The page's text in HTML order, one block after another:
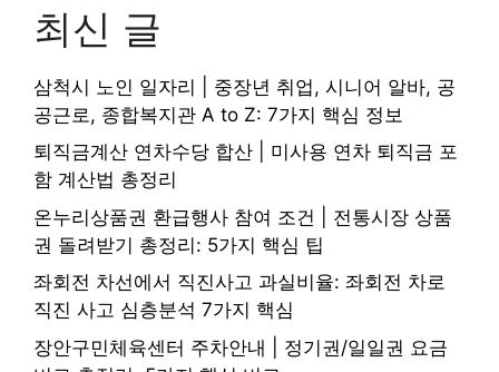
최신 글
삼척시 노인 일자리 | 중장년 취업, 시니어 알바, 공
공근로, 종합복지관 A to Z: 7가지 핵심 정보
퇴직금계산 연차수당 합산 | 미사용 연차 퇴직금 포
함 계산법 총정리
온누리상품권 환급행사 참여 조건 | 전통시장 상품
권 돌려받기 총정리: 5가지 핵심 팁
좌회전 차선에서 직진사고 과실비율: 좌회전 차로
직진 사고 심층분석 7가지 핵심
장안구민체육센터 주차안내 | 정기권/일일권 요금